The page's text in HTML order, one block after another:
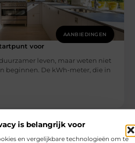
is belangrijk voor
en vergelijkbare technologieën om te
AANBIEDINGEN
voor
leven, maar weten niet
beginnen. De kWh-meter, die in